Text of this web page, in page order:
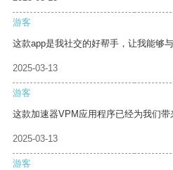
游客
这款app是我社交的好帮手，让我能够
2025-03-13
游客
这款加速器VPM应用程序已经为我们带
2025-03-13
游客